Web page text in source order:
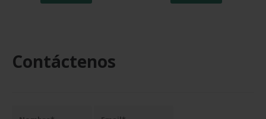
Contáctenos